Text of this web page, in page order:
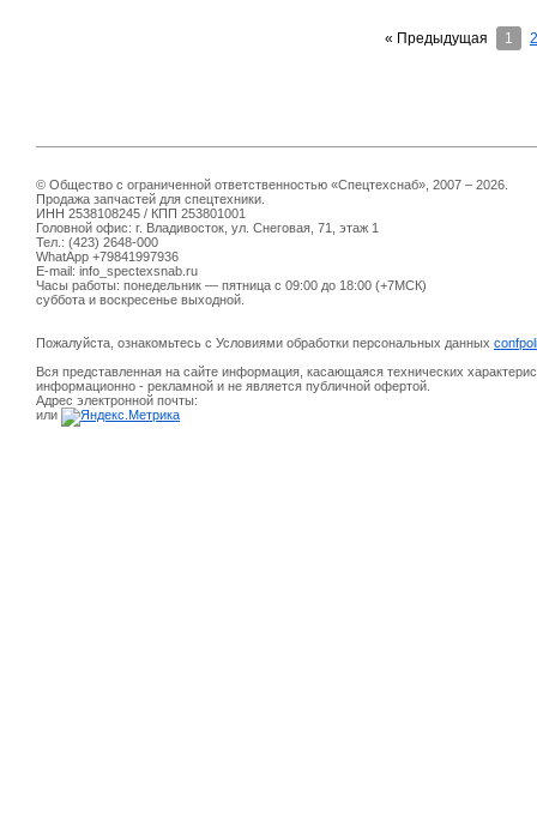
« Предыдущая 1 2
© Общество с ограниченной ответственностью «Спецтехснаб», 2007 – 2026.
Продажа запчастей для спецтехники.
ИНН 2538108245 / КПП 253801001
Головной офис: г. Владивосток, ул. Снеговая, 71, этаж 1
Тел.: (423) 2648-000
WhatApp +79841997936
E-mail: info_spectexsnab.ru
Часы работы: понедельник — пятница с 09:00 до 18:00 (+7МСК)
суббота и воскресенье выходной.
Пожалуйста, ознакомьтесь с Условиями обработки персональных данных
Вся представленная на сайте информация, касающаяся технических
информационно - рекламной и не является публичной офертой.
Адрес электронной почты:
или